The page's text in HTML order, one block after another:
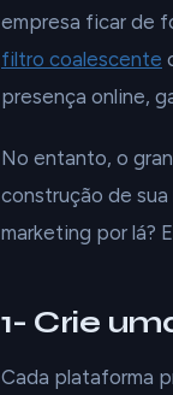
empresa ficar de
filtro coalescente
presença online,
No entanto, o
construção de sua
marketing por lá?
1- Crie
Cada plataforma